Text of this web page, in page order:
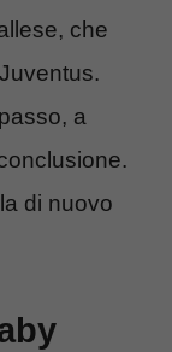
che
a
di nuovo